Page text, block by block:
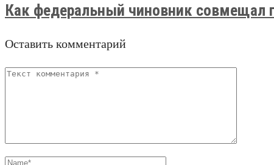
Как федеральный чиновник совмещал
Оставить комментарий